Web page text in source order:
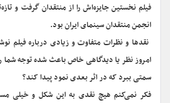
فیلم نخستین جایزه‌اش را از منتقدان گرفت و
انجمن منتقدان سینمای ایران بود.
نقدها و نظرات متفاوت و زیادی درباره فیلم
امروز نظر یا دیدگاهی خاص باعث شده توجه شما
سمتی ببرد که در اثر بعدی نمود پیدا کند؟
فکر نمی‌کنم هیچ نقدی به این شکل و خیلی